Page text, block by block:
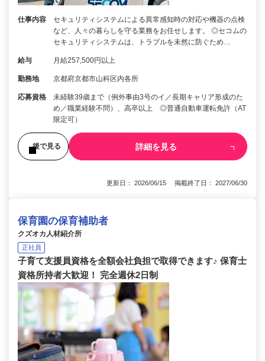
仕事内容
セキュリティシステムによる異常感知時の対応や機器の点検
など、人々の暮らしを守る業務をお任せします。 ◎セコムの
セキュリティシステムは、トラブルを未然に防ぐため…
給与 月給257,500円以上
勤務地 京都府京都市山科区内各所
応募資格
未経験39歳まで（例外事由3号のイ／長期キャリア形成のた
め／職業経験不問）、高卒以上 ◎普通自動車運転免許（AT
限定可）
後で見る 詳細を見る
更新日： 2026/06/15 掲載終了日： 2027/06/30
保育園の保育補助者
クズオカ人材紹介所
正社員
子育て支援員資格を全額会社負担で取得できます♪ 保育士
資格所持者大歓迎！ 完全週休2日制